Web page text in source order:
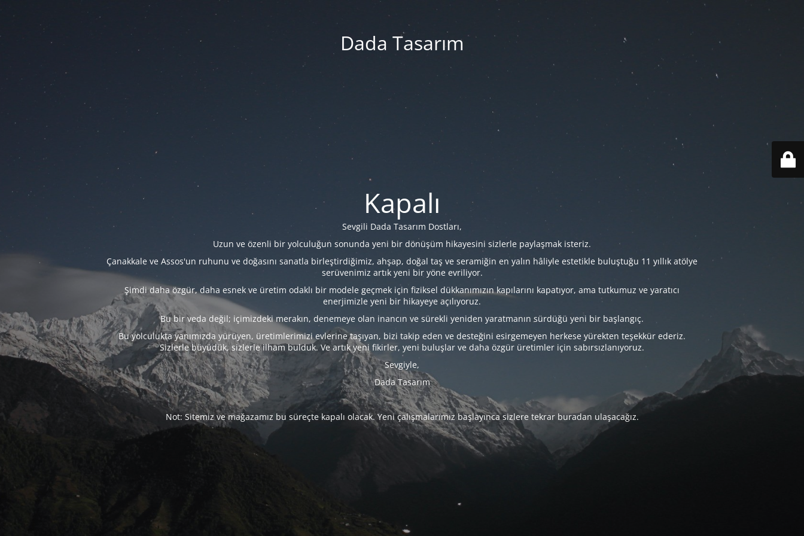
Dada Tasarım
Kapalı
Sevgili Dada Tasarım Dostları,
Uzun ve özenli bir yolculuğun sonunda yeni bir dönüşüm hikayesini sizlerle paylaşmak isteriz.
Çanakkale ve Assos'un ruhunu ve doğasını sanatla birleştirdiğimiz, ahşap, doğal taş ve seramiğin en yalın hâliyle estetikle buluştuğu 11 yıllık atölye
serüvenimiz artık yeni bir yöne evriliyor.
Şimdi daha özgür, daha esnek ve üretim odaklı bir modele geçmek için fiziksel dükkanımızın kapılarını kapatıyor, ama tutkumuz ve yaratıcı
enerjimizle yeni bir hikayeye açılıyoruz.
Bu bir veda değil; içimizdeki merakın, denemeye olan inancın ve sürekli yeniden yaratmanın sürdüğü yeni bir başlangıç.
Bu yolculukta yanımızda yürüyen, üretimlerimizi evlerine taşıyan, bizi takip eden ve desteğini esirgemeyen herkese yürekten teşekkür ederiz.
Sizlerle büyüdük, sizlerle ilham bulduk. Ve artık yeni fikirler, yeni buluşlar ve daha özgür üretimler için sabırsızlanıyoruz.
Sevgiyle,
Dada Tasarım
Not: Sitemiz ve mağazamız bu süreçte kapalı olacak. Yeni çalışmalarımız başlayınca sizlere tekrar buradan ulaşacağız.